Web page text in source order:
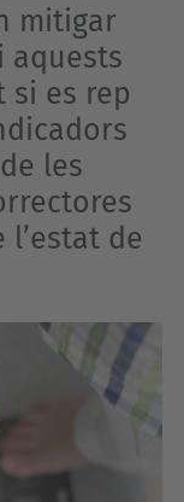
mitigar
aquests
si es rep
les
de